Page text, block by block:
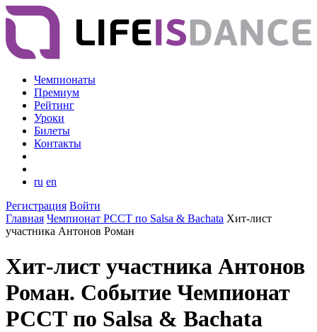
Чемпионаты
Премиум
Рейтинг
Уроки
Билеты
Контакты
ru en
Регистрация Войти
Главная Чемпионат РССТ по Salsa & Bachata Хит-лист
участника Антонов Роман
Хит-лист участника Антонов
Роман. Событие Чемпионат
РССТ по Salsa & Bachata